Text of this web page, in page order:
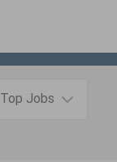
Top Jobs